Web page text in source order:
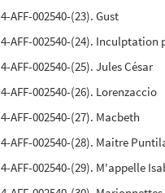
4-AFF-002540-(23). Gust
4-AFF-002540-(24).
4-AFF-002540-(25). Jules César
4-AFF-002540-(26). Lorenzaccio
4-AFF-002540-(27). Macbeth
4-AFF-002540-(28). Maitre
4-AFF-002540-(29). M'appelle